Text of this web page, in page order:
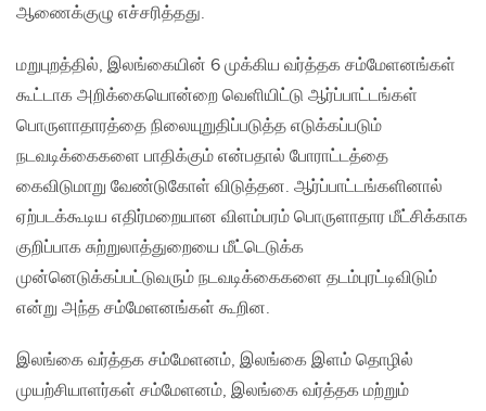
ஆணைக்குழு எச்சரித்தது.
மறுபுறத்தில், இலங்கையின் 6 முக்கிய வர்த்தக சம்மேளனங்கள்
கூட்டாக அறிக்கையொன்றை வெளியிட்டு ஆர்ப்பாட்டங்கள்
பொருளாதாரத்தை நிலையுறுதிப்படுத்த எடுக்கப்படும்
நடவடிக்கைகளை பாதிக்கும் என்பதால் போராட்டத்தை
கைவிடுமாறு வேண்டுகோள் விடுத்தன. ஆர்ப்பாட்டங்களினால்
ஏற்படக்கூடிய எதிர்மறையான விளம்பரம் பொருளாதார மீட்சிக்காக
குறிப்பாக சுற்றுலாத்துறையை மீட்டெடுக்க
முன்னெடுக்கப்பட்டுவரும் நடவடிக்கைகளை தடம்புரட்டிவிடும்
என்று அந்த சம்மேளனங்கள் கூறின.
இலங்கை வர்த்தக சம்மேளனம், இலங்கை இளம் தொழில்
முயற்சியாளர்கள் சம்மேளனம், இலங்கை வர்த்தக மற்றும்